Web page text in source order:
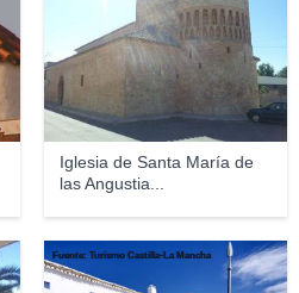
Iglesia de Santa María de
las Angustia...
Fuente: Turismo Castilla-La Mancha